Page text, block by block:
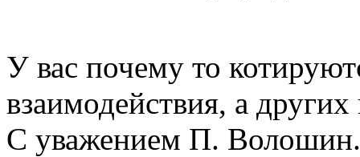
У вас почему то
взаимодействия, а
С уважением П. Волошин.